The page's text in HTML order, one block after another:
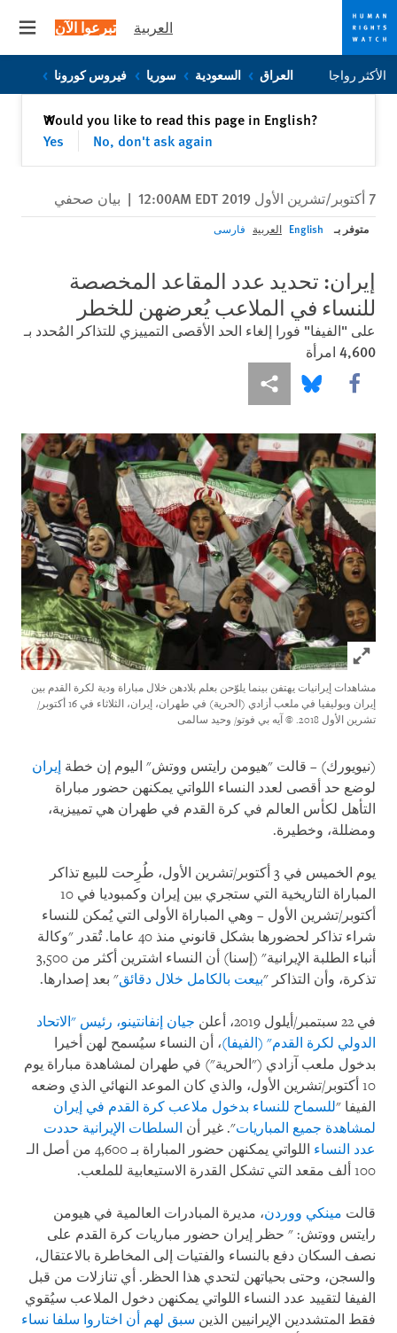
Skip
to
Skip
to
العربية تبرعوا الآن
الأكثر رواجا العراق السعودية سوريا فيروس كورونا
Would you like to read this page in English?
Yes
No, don't ask again
✕إغلاق
7 أكتوبر/تشرين الأول 2019 12:00AM EDT | بيان صحفي
متوفر بـ English العربية فارسی
إيران: تحديد عدد المقاعد المخصصة
للنساء في الملاعب يُعرضهن للخطر
على "الفيفا" فورا إلغاء الحد الأقصى التمييزي للتذاكر المُحدد بـ
4,600 امرأة
Share this via Facebook
Share this via Bluesky
Share this via مشاركة
Click to expand Image
مشاهدات إيرانيات يهتفن بينما يلوّحن بعلم بلادهن خلال مباراة ودية لكرة القدم بين
إيران وبوليفيا في ملعب أزادي (الحرية) في طهران، إيران، الثلاثاء في 16 أكتوبر/
تشرين الأول 2018.
© آيه بي فوتو/ وحید سالمی
(نيويورك) – قالت "هيومن رايتس ووتش" اليوم إن خطة إيران
لوضع حد أقصى لعدد النساء اللواتي يمكنهن حضور مباراة
التأهل لكأس العالم في كرة القدم في طهران هي تمييزية،
ومضللة، وخطيرة.
يوم الخميس في 3 أكتوبر/تشرين الأول، طُرِحت للبيع تذاكر
المباراة التاريخية التي ستجري بين إيران وكمبوديا في 10
أكتوبر/تشرين الأول – وهي المباراة الأولى التي يُمكن للنساء
شراء تذاكر لحضورها بشكل قانوني منذ 40 عاما. تُقدر "وكالة
أنباء الطلبة الإيرانية" (إسنا) أن النساء اشترين أكثر من 3,500
تذكرة، وأن التذاكر "بيعت بالكامل خلال دقائق" بعد إصدارها.
في 22 سبتمبر/أيلول 2019، أعلن
جيان إنفانتينو، رئيس "الاتحاد
الدولي لكرة القدم" (الفيفا)، أن النساء سيُسمح لهن أخيرا
بدخول ملعب آزادي ("الحرية") في طهران لمشاهدة مباراة يوم
10 أكتوبر/تشرين الأول، والذي كان الموعد النهائي الذي وضعه
الفيفا "للسماح للنساء بدخول ملاعب كرة القدم في إيران
لمشاهدة جميع المباريات". غير أن السلطات الإيرانية حددت
عدد النساء
اللواتي يمكنهن حضور المباراة بـ 4,600 من أصل الـ
100 ألف مقعد التي تشكل القدرة الاستيعابية للملعب.
قالت مينكي ووردن، مديرة المبادرات العالمية في هيومن
رايتس ووتش: " حظر إيران حضور مباريات كرة القدم على
نصف السكان دفع بالنساء والفتيات إلى المخاطرة بالاعتقال،
والسجن، وحتى بحياتهن لتحدي هذا الحظر. أي تنازلات من قبل
الفيفا لتقييد عدد النساء اللواتي يمكنهن دخول الملاعب سيُقوي
فقط المتشددين الإيرانيين الذين سبق لهم أن اختاروا سلفا نساء